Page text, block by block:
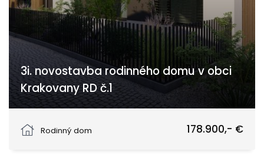
3i. novostavba rodinného domu v obci
Krakovany RD č.1
Rodinný dom
178.900,- €